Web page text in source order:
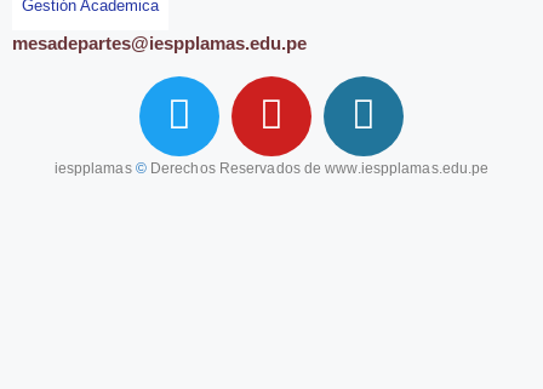
Gestión Academica
mesadepartes@iespplamas.edu.pe
iespplamas © Derechos Reservados dewww.iespplamas.edu.pe